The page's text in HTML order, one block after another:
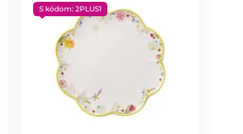
S kódom: 2PLUS1